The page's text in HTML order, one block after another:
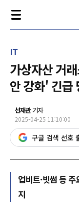
IT
가상자산 거
안 강화' 긴급
선재관기자
2025-04-25 11:10:00
구글 검색 선호
업비트·빗썸 등
지